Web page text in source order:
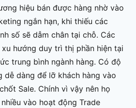
hiệu bán được hàng nhờ vào
ngắn hạn, khi thiếu các
số sẽ dẫm chân tại chỗ. Các
hướng duy trì thị phần hiện tại
trung bình ngành hàng. Có độ
dễ dàng để lỡ khách hàng vào
Sale. Chính vì vậy nên họ
vào hoạt động Trade